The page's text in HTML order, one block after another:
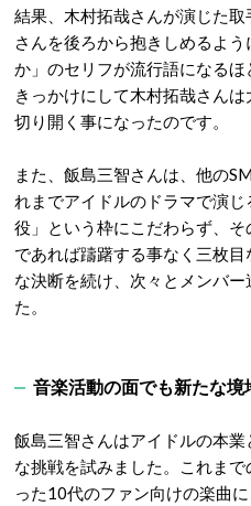
結果、木村拓哉さんが演じた
さんを後ろから抱きしめるよ
か」のセリフが流行語になる
きっかけにして木村拓哉さん
切り開く事になったのです。
また、飯島三智さんは、他の
れまでアイドルのドラマで演
役」という枠にこだわらず、
であれば躊躇する事なく三枚
な決断を続け、次々とメンバ
た。
音楽活動の面でも新たな境
飯島三智さんはアイドルの本
な挑戦を試みました。これま
った10代のファン向けの楽曲